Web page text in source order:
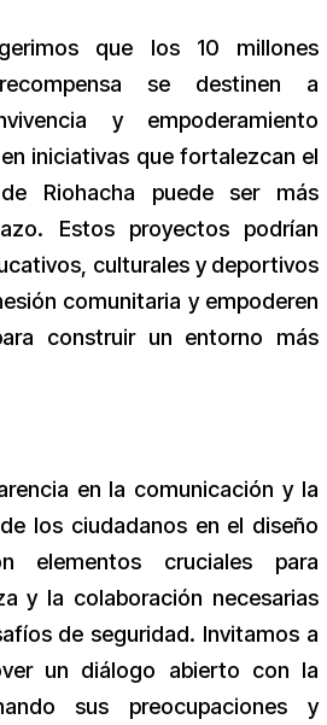
que los 10 millones
se destinen a
y empoderamiento
iniciativas que fortalezcan el
Riohacha puede ser más
Estos proyectos podrían
culturales y deportivos
comunitaria y empoderen
construir un entorno más
en la comunicación y la
los ciudadanos en el diseño
elementos cruciales para
y la colaboración necesarias
de seguridad. Invitamos a
un diálogo abierto con la
sus preocupaciones y